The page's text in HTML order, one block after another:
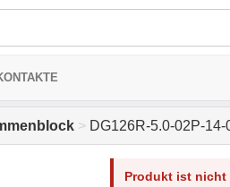
> DG126R-5.0-02P-14-
Produkt ist nicht